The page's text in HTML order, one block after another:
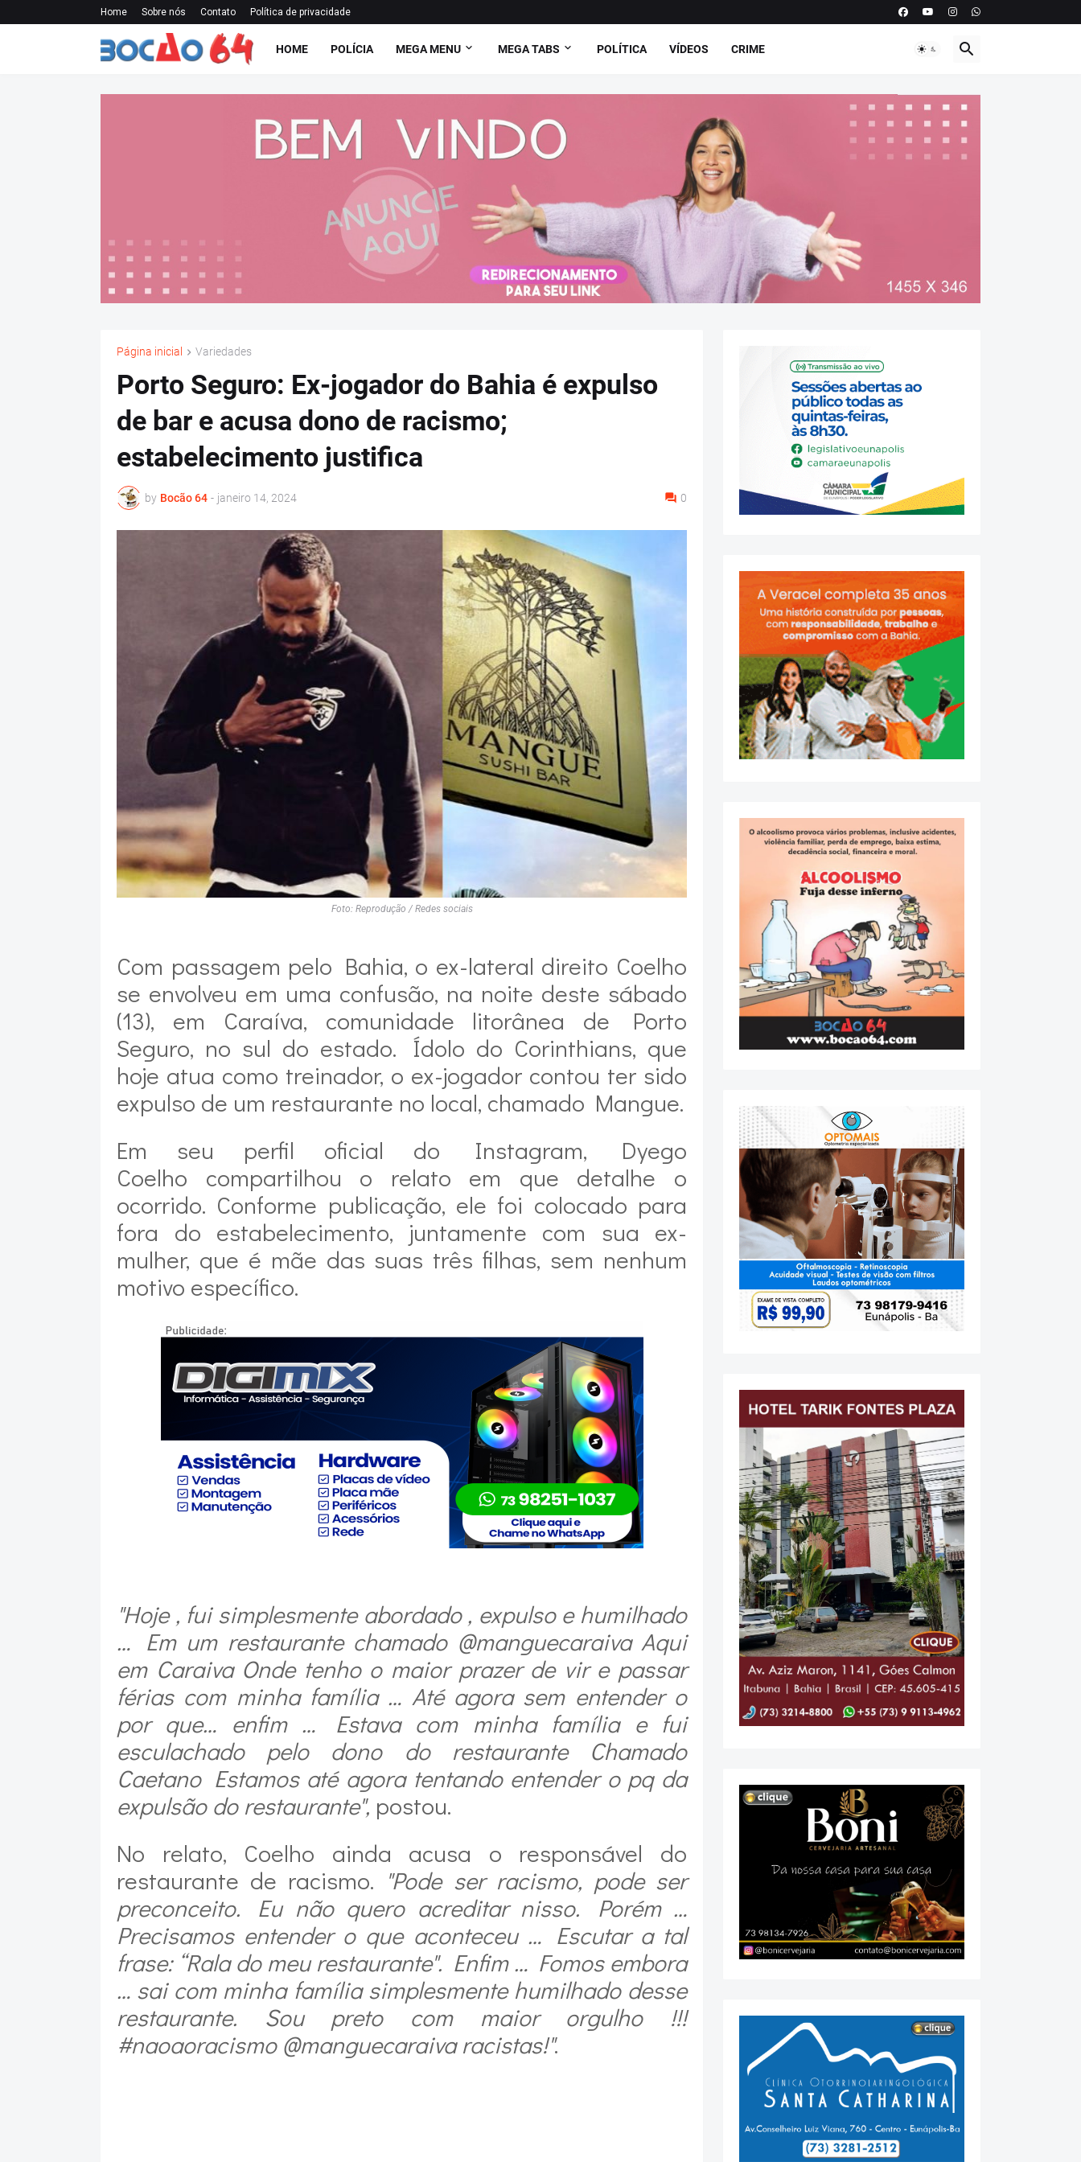
Home Sobre nós Contato Política de privacidade
HOME POLÍCIA MEGA MENU MEGA TABS POLÍTICA VÍDEOS CRIME
Página inicial Variedades
Porto Seguro: Ex-jogador do Bahia é expulso
de bar e acusa dono de racismo;
estabelecimento justifica
by Bocão 64 - janeiro 14, 2024 0
Foto: Reprodução / Redes sociais
Com passagem pelo Bahia, o ex-lateral direito Coelho
se envolveu em uma confusão, na noite deste sábado
(13), em Caraíva, comunidade litorânea de Porto
Seguro, no sul do estado. Ídolo do Corinthians, que
hoje atua como treinador, o ex-jogador contou ter sido
expulso de um restaurante no local, chamado Mangue.
Em seu perfil oficial do Instagram, Dyego
Coelho compartilhou o relato em que detalhe o
ocorrido. Conforme publicação, ele foi colocado para
fora do estabelecimento, juntamente com sua ex-
mulher, que é mãe das suas três filhas, sem nenhum
motivo específico.
"Hoje , fui simplesmente abordado , expulso e humilhado
… Em um restaurante chamado @manguecaraiva Aqui
em Caraiva Onde tenho o maior prazer de vir e passar
férias com minha família … Até agora sem entender o
por que… enfim … Estava com minha família e fui
esculachado pelo dono do restaurante Chamado
Caetano Estamos até agora tentando entender o pq da
expulsão do restaurante", postou.
No relato, Coelho ainda acusa o responsável do
restaurante de racismo. "Pode ser racismo, pode ser
preconceito. Eu não quero acreditar nisso. Porém …
Precisamos entender o que aconteceu … Escutar a tal
frase: “Rala do meu restaurante". Enfim … Fomos embora
… sai com minha família simplesmente humilhado desse
restaurante. Sou preto com maior orgulho !!!
#naoaoracismo @manguecaraiva racistas!".